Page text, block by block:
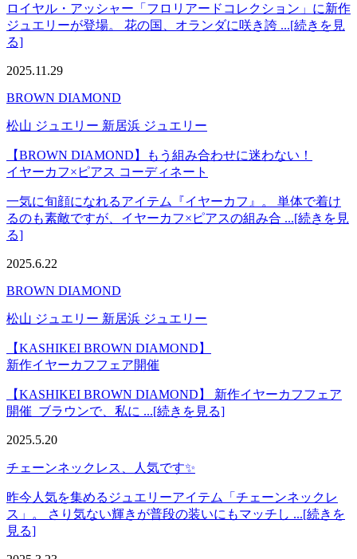
ロイヤル・アッシャー「フロリアードコレクション」に新作
ジュエリーが登場。 花の国、オランダに咲き誇 ...[続きを見
る]
2025.11.29
BROWN DIAMOND
松山 ジュエリー 新居浜 ジュエリー
【BROWN DIAMOND】もう組み合わせに迷わない！
イヤーカフ×ピアス コーディネート
一気に旬顔になれるアイテム『イヤーカフ』。 単体で着け
るのも素敵ですが、イヤーカフ×ピアスの組み合 ...[続きを見
る]
2025.6.22
BROWN DIAMOND
松山 ジュエリー 新居浜 ジュエリー
【KASHIKEI BROWN DIAMOND】
新作イヤーカフフェア開催
【KASHIKEI BROWN DIAMOND】 新作イヤーカフフェア
開催 ブラウンで、私に ...[続きを見る]
2025.5.20
チェーンネックレス、人気です✨
昨今人気を集めるジュエリーアイテム「チェーンネックレ
ス」。 さり気ない輝きが普段の装いにもマッチし ...[続きを
見る]